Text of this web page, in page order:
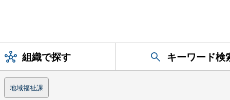
組織で探す キーワード検
地域福祉課